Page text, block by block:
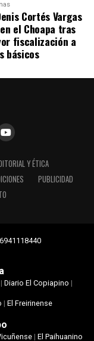
Cortés Vargas
el Choapa tras
fiscalización a
básicos
Y ÉTICA
PUBLICIDAD
Diario El Copiapino |
| El Freirinense
| El Paihuanino